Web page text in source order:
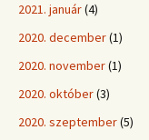
2021. január(4)
2020. december(1)
2020. november(1)
2020. október(3)
2020. szeptember(5)